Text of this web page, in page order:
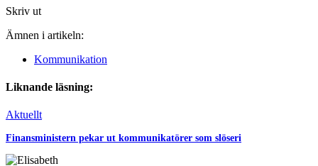
Skriv ut
Ämnen i artikeln:
Kommunikation
Liknande läsning:
Aktuellt
Finansministern pekar ut kommunikatörer som slöseri